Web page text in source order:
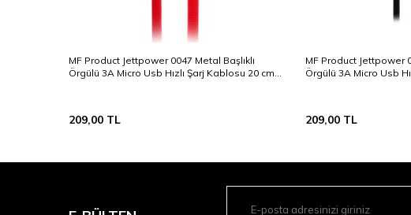
MF Product Jettpower 0047 Metal Başlıklı
Örgülü 3A Micro Usb Hızlı Şarj Kablosu 20 cm
209,00 TL
MF Product Jettpower
Örgülü 3A Micro Usb
209,00 TL